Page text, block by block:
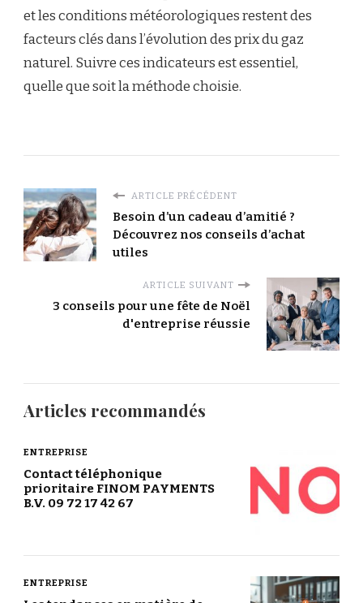
et les conditions météorologiques restent des
facteurs clés dans l’évolution des prix du gaz
naturel. Suivre ces indicateurs est essentiel,
quelle que soit la méthode choisie.
ARTICLE PRÉCÉDENT
Besoin d’un cadeau d’amitié ?
Découvrez nos conseils d’achat
utiles
ARTICLE SUIVANT
3 conseils pour une fête de Noël
d'entreprise réussie
Articles recommandés
ENTREPRISE
Contact téléphonique
prioritaire FINOM PAYMENTS
B.V. 09 72 17 42 67
ENTREPRISE